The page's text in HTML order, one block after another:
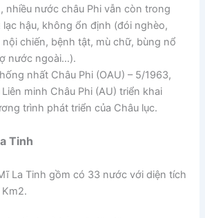
nhiều nước châu Phi vẫn còn trong
hậu, không ổn định (đói nghèo,
chiến, bệnh tật, mù chữ, bùng nổ
nước ngoài…).
nhất Châu Phi (OAU) – 5/1963,
minh Châu Phi (AU) triển khai
trình phát triển của Châu lục.
Tinh
La Tinh gồm có 33 nước với diện tích